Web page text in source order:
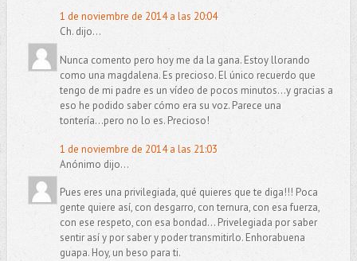
1 de noviembre de 2014 a las 20:04
Ch. dijo...
Nunca comento pero hoy me da la gana. Estoy llorando
como una magdalena. Es precioso. El único recuerdo que
tengo de mi padre es un vídeo de pocos minutos...y gracias a
eso he podido saber cómo era su voz. Parece una
tontería...pero no lo es. Precioso!
1 de noviembre de 2014 a las 21:03
Anónimo dijo...
Pues eres una privilegiada, qué quieres que te diga!!! Poca
gente quiere así, con desgarro, con ternura, con esa fuerza,
con ese respeto, con esa bondad... Privelegiada por saber
sentir así y por saber y poder transmitirlo. Enhorabuena
guapa. Hoy, un beso para ti.